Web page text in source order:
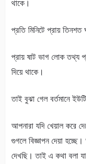
থাকে।
প্রতি মিনিটে প্রায়
প্রায় ষাট ভাগ লোক তথ্য
দিয়ে থাকে।
তাই বুঝা গেল বর্তমানে
আপনারা যদি খেয়াল করে
গুগলে বিজ্ঞাপন দেয়া
দেখছি। তাই এ কথা বলা